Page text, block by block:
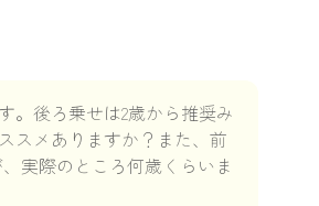
。後ろ乗せは2歳から推奨み
スメありますか？また、前
実際のところ何歳くらいま